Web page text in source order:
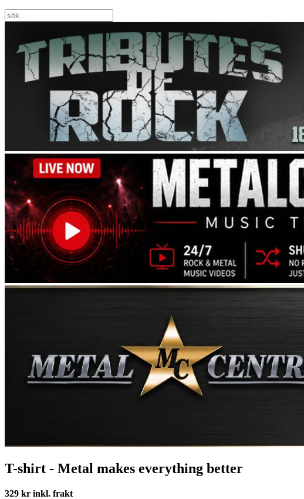
T-shirt - Metal makes everything better
329 kr inkl. frakt